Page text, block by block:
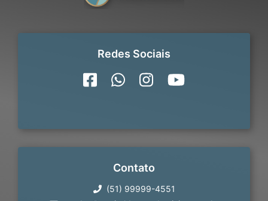
Redes Sociais
Contato
(51) 99999-4551